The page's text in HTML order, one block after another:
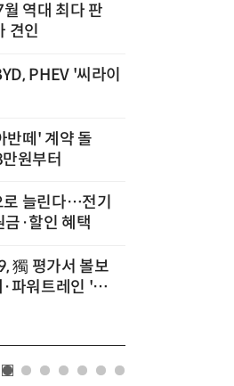
역대 최다 판
견인
PHEV '씨라이
반떼' 계약 돌
원부터
늘린다…전기
금·할인 혜택
獨 평가서 볼보
파워트레인 '우